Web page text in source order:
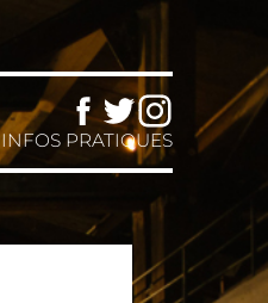
Facebook
TwitterInstagram
INFOS PRATIQUES